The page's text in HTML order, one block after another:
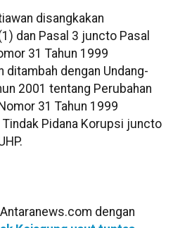
disangkakan
dan Pasal 3 juncto Pasal
31 Tahun 1999
ditambah dengan Undang-
2001 tentang Perubahan
31 Tahun 1999
Pidana Korupsi juncto
dengan